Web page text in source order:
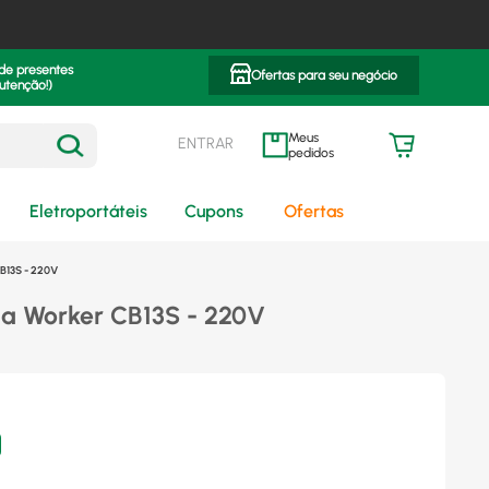
presentes
Ofertas para seu negócio
ENTRAR meus pedidos
Eletroportáteis Cupons Ofertas
- 220V
Worker CB13S - 220V